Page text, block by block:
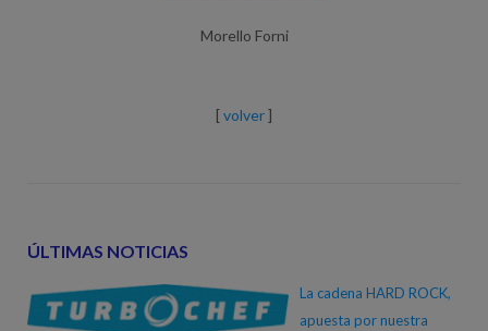
Morello Forni
[volver]
ÚLTIMAS NOTICIAS
La cadena HARD ROCK,
apuesta por nuestra